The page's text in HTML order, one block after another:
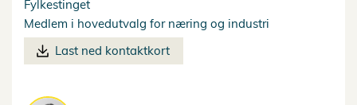
Fylkestinget
Medlem i hovedutvalg for næring og industri
Last ned kontaktkort